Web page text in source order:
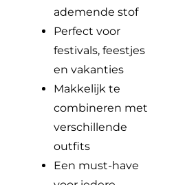
ademende stof
Perfect voor
festivals, feestjes
en vakanties
Makkelijk te
combineren met
verschillende
outfits
Een must-have